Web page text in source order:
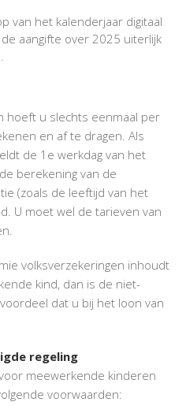
van het kalenderjaar digitaal
aangifte over 2025 uiterlijk
hoeft u slechts eenmaal per
en af te dragen. Als
de 1e werkdag van het
berekening van de
(zoals de leeftijd van het
U moet wel de tarieven van
volksverzekeringen inhoudt
kind, dan is de niet-
dat u bij het loon van
regeling
meewerkende kinderen
voorwaarden: